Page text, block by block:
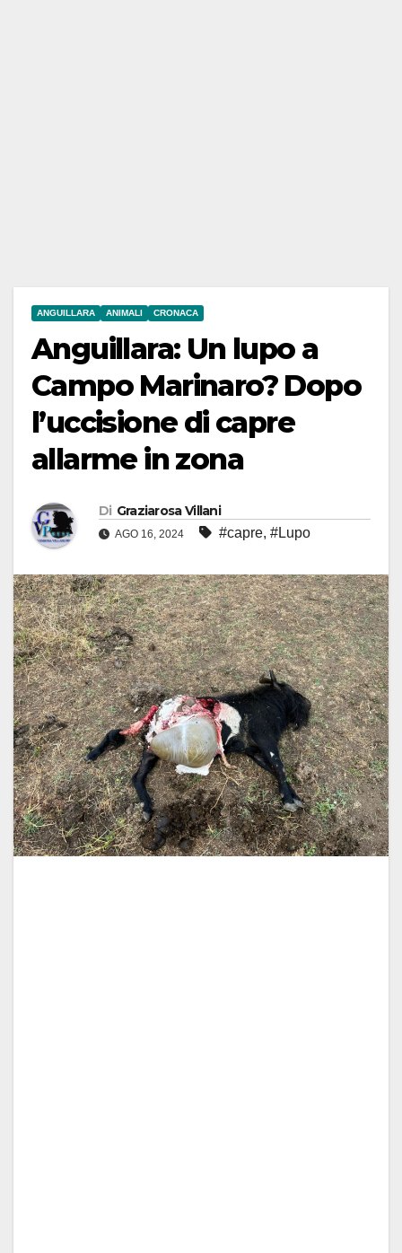
ANGUILLARA ANIMALI CRONACA
Anguillara: Un lupo a
Campo Marinaro? Dopo
l’uccisione di capre
allarme in zona
Di Graziarosa Villani
AGO 16, 2024 #capre, #Lupo